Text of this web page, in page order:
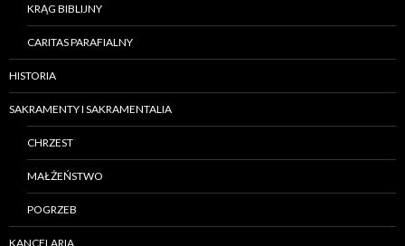
KRĄG BIBLIJNY
CARITAS PARAFIALNY
HISTORIA
SAKRAMENTY I SAKRAMENTALIA
CHRZEST
MAŁŻEŃSTWO
POGRZEB
KANCELARIA